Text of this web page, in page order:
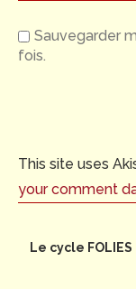
Sauvegarder
fois.
This site uses
your comment
Le cycle